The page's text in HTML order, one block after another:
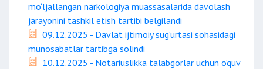
mo‘ljallangan narkologiya muassasalarida davolash
jarayonini tashkil etish tartibi belgilandi
09.12.2025 - Davlat ijtimoiy sug‘urtasi sohasidagi
munosabatlar tartibga solindi
10.12.2025 - Notariuslikka talabgorlar uchun o‘quv